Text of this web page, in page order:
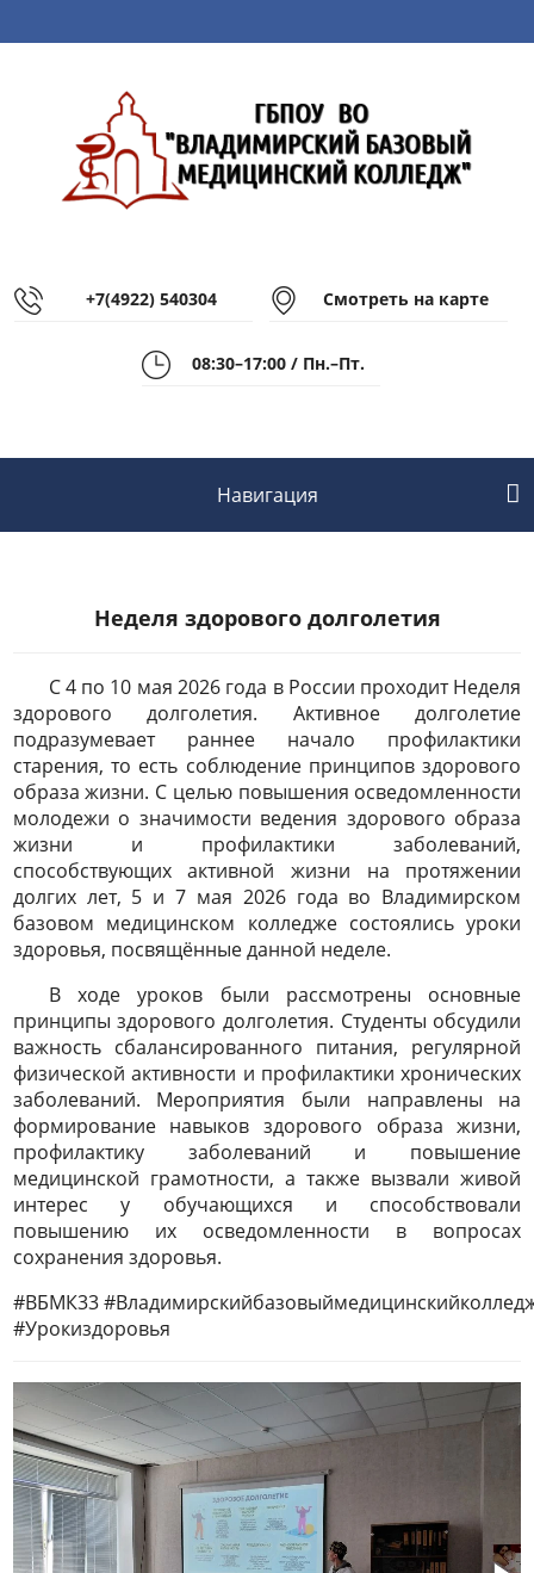
+7(4922) 540304 Смотреть на карте
08:30–17:00 / Пн.–Пт.
Навигация
Неделя здорового долголетия
С 4 по 10 мая 2026 года в России проходит Неделя
здорового долголетия. Активное долголетие
подразумевает раннее начало профилактики
старения, то есть соблюдение принципов здорового
образа жизни. С целью повышения осведомленности
молодежи о значимости ведения здорового образа
жизни и профилактики заболеваний,
способствующих активной жизни на протяжении
долгих лет, 5 и 7 мая 2026 года во Владимирском
базовом медицинском колледже состоялись уроки
здоровья, посвящённые данной неделе.
В ходе уроков были рассмотрены основные
принципы здорового долголетия. Студенты обсудили
важность сбалансированного питания, регулярной
физической активности и профилактики хронических
заболеваний. Мероприятия были направлены на
формирование навыков здорового образа жизни,
профилактику заболеваний и повышение
медицинской грамотности, а также вызвали живой
интерес у обучающихся и способствовали
повышению их осведомленности в вопросах
сохранения здоровья.
#ВБМК33
#Урокиздоровья